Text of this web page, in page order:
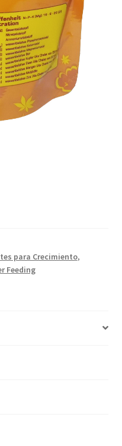
para Crecimiento,
Feeding